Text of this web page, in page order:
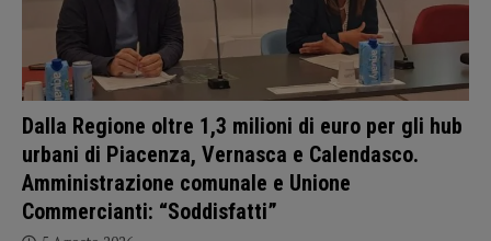
Dalla Regione oltre 1,3 milioni di euro per gli hub
urbani di Piacenza, Vernasca e Calendasco.
Amministrazione comunale e Unione
Commercianti: “Soddisfatti”